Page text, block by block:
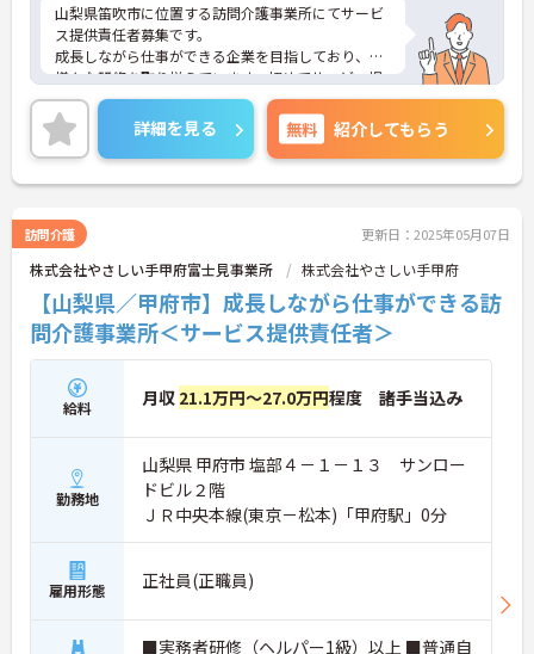
山梨県笛吹市に位置する訪問介護事業所にてサービ
ス提供責任者募集です。
成長しながら仕事ができる企業を目指しており、
様々な研修を取り揃えています。初めてサービス提
供責任者にチャレンジする方も、丁寧に指導してく
ださいますので、ご安心ください！
ご興味のある方には、面接対策ポイントなど、さら
に詳細をお話しいたしますので、お気軽にご相談く
ださい。
詳細を見る 無料 紹介してもらう
訪問介護 更新日：2025年05月07日
株式会社やさしい手甲府富士見事業所 株式会社やさしい手甲府
【山梨県／甲府市】成長しながら仕事ができる訪
問介護事業所＜サービス提供責任者＞
給料 月収 21.1万円～27.0万円程度 諸手当込み
勤務地
山梨県 甲府市 塩部４－１－１３ サンロー
ドビル２階
ＪＲ中央本線(東京－松本)「甲府駅」0分
雇用形態 正社員(正職員)
■実務者研修（ヘルパー1級）以上 ■普通自